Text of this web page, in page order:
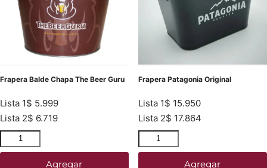
Frapera Balde Chapa The Beer Guru
Lista 1$ 5.999
Lista 2$ 6.719
Agregar
Frapera Patagonia Original
Lista 1$ 15.950
Lista 2$ 17.864
Agregar